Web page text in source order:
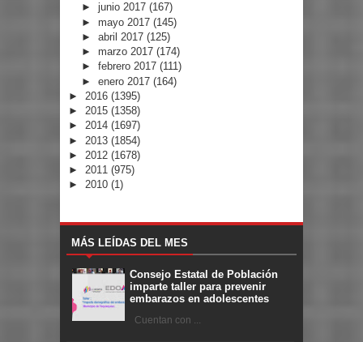
► junio 2017 (167)
► mayo 2017 (145)
► abril 2017 (125)
► marzo 2017 (174)
► febrero 2017 (111)
► enero 2017 (164)
► 2016 (1395)
► 2015 (1358)
► 2014 (1697)
► 2013 (1854)
► 2012 (1678)
► 2011 (975)
► 2010 (1)
MÁS LEÍDAS DEL MES
Consejo Estatal de Población
imparte taller para prevenir
embarazos en adolescentes
Cuentan con ...